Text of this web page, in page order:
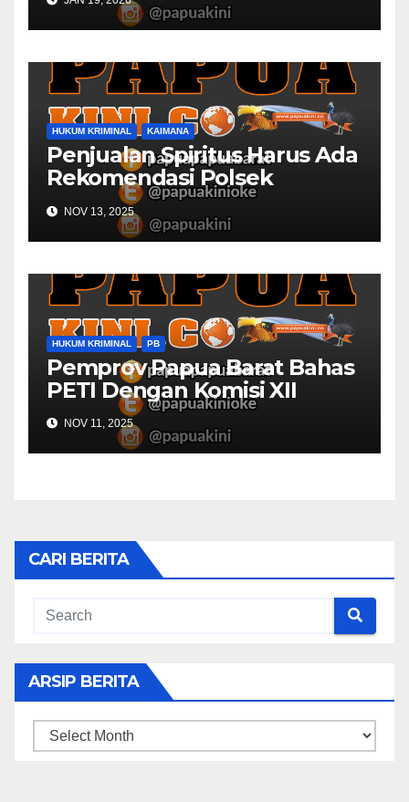
HUKUM KRIMINAL KAIMANA
Penjualan Spiritus Harus Ada
Rekomendasi Polsek
Kaimana
NOV 13, 2025
HUKUM KRIMINAL PB
Pemprov Papua Barat Bahas
PETI Dengan Komisi XII
NOV 11, 2025
CARI BERITA
ARSIP BERITA
ARSIP